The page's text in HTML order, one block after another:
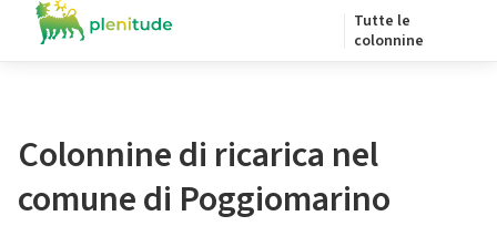
Tutte le
colonnine
Colonnine di ricarica nel
comune di Poggiomarino